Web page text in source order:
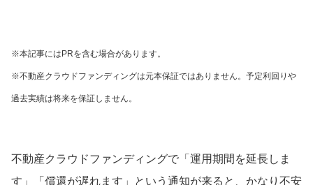
※本記事にはPRを含む場合があります。
※不動産クラウドファンディングは元本保証ではありません。予定利回りや
過去実績は将来を保証しません。
不動産クラウドファンディングで「運用期間を延長しま
す」「償還が遅れます」という通知が来ると、かなり不安